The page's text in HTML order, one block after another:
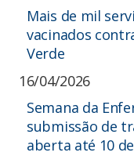
Mais de mil
vacinados
Verde
16/04/2026
Semana da
submissão de
aberta até 10